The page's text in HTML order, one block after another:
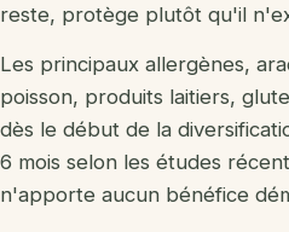
reste, protège plutôt qu'il
Les principaux allergènes,
poisson, produits laitiers,
dès le début de la
6 mois selon les études
n'apporte aucun bénéfice